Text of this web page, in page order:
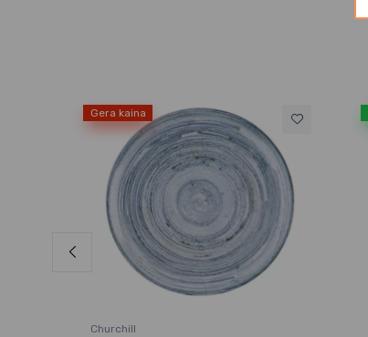
Gera kaina
Churchill